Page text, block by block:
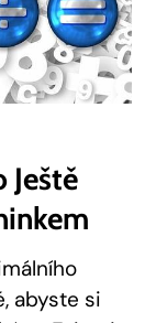
Ještě
abyste ⁣si